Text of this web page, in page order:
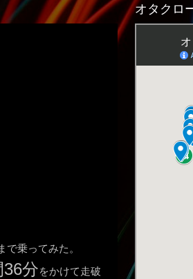
で乗ってみた。
36分をかけて走破
オタクロ